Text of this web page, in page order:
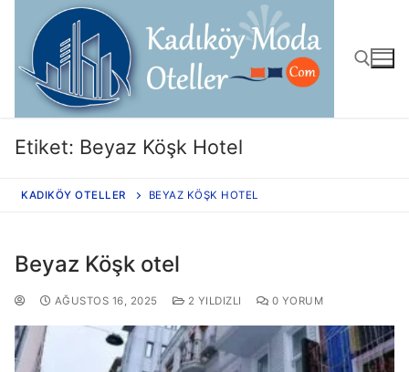
Etiket: Beyaz Köşk Hotel
KADIKÖY OTELLER BEYAZ KÖŞK HOTEL
Beyaz Köşk otel
AĞUSTOS 16, 2025 2 YILDIZLI 0 YORUM